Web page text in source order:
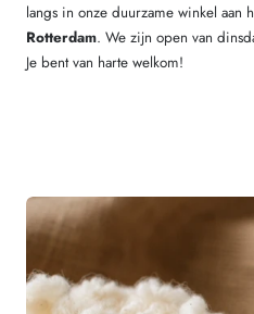
langs in onze duurzame winkel aan
Rotterdam. We zijn open van
Je bent van harte welkom!